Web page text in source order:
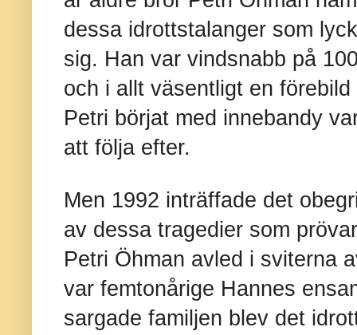
dessa idrottstalanger som
sig. Han var vindsnabb på
och i allt väsentligt en
Petri börjat med innebandy
att följa efter.
Men 1992 inträffade det
av dessa tragedier som
Petri Öhman avled i sviterna
var femtonårige Hannes
sargade familjen blev det